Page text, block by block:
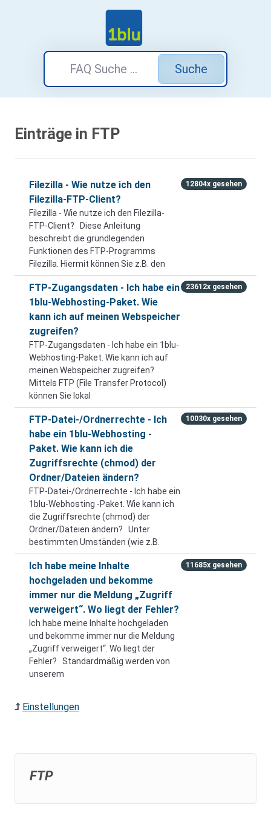
Suche
Einträge in FTP
Filezilla - Wie nutze ich den
Filezilla-FTP-Client?
Filezilla - Wie nutze ich den Filezilla-
FTP-Client? Diese Anleitung
beschreibt die grundlegenden
Funktionen des FTP-Programms
Filezilla. Hiermit können Sie z.B. den
12804x gesehen
FTP-Zugangsdaten - Ich habe ein
1blu-Webhosting-Paket. Wie
kann ich auf meinen Webspeicher
zugreifen?
FTP-Zugangsdaten - Ich habe ein 1blu-
Webhosting-Paket. Wie kann ich auf
meinen Webspeicher zugreifen?
Mittels FTP (File Transfer Protocol)
können Sie lokal
23612x gesehen
FTP-Datei-/Ordnerrechte - Ich
habe ein 1blu-Webhosting -
Paket. Wie kann ich die
Zugriffsrechte (chmod) der
Ordner/Dateien ändern?
FTP-Datei-/Ordnerrechte - Ich habe ein
1blu-Webhosting -Paket. Wie kann ich
die Zugriffsrechte (chmod) der
Ordner/Dateien ändern? Unter
bestimmten Umständen (wie z.B.
10030x gesehen
Ich habe meine Inhalte
hochgeladen und bekomme
immer nur die Meldung „Zugriff
verweigert“. Wo liegt der Fehler?
Ich habe meine Inhalte hochgeladen
und bekomme immer nur die Meldung
„Zugriff verweigert“. Wo liegt der
Fehler? Standardmäßig werden von
unserem
11685x gesehen
Einstellungen
FTP